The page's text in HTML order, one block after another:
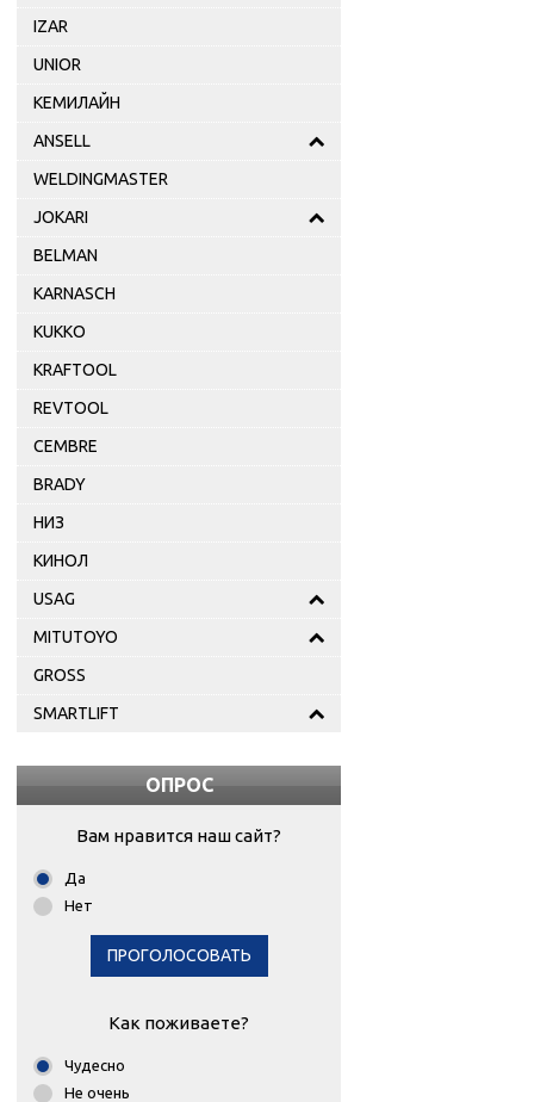
IZAR
UNIOR
КЕМИЛАЙН
ANSELL
WELDINGMASTER
JOKARI
BELMAN
KARNASCH
KUKKO
KRAFTOOL
REVTOOL
CEMBRE
BRADY
НИЗ
КИНОЛ
USAG
MITUTOYO
GROSS
SMARTLIFT
ОПРОС
Вам нравится наш сайт?
Да
Нет
ПРОГОЛОСОВАТЬ
Как поживаете?
Чудесно
Не очень